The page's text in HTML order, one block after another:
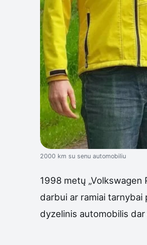
2000 km su senu automobiliu
1998 metų
darbui ar ramiai
dyzelinis automobilis